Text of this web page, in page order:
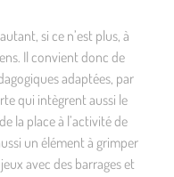
si ce n’est plus, à
Il convient donc de
adaptées, par
qui intègrent aussi le
la place à l’activité de
un élément à grimper
avec des barrages et